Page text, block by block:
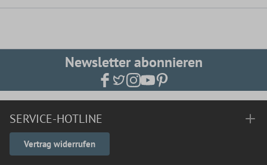
Newsletter abonnieren
SERVICE-HOTLINE
Vertrag widerrufen